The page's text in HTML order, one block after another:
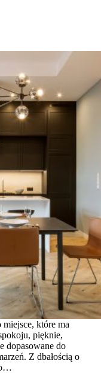
które ma
pięknie,
dopasowane do
Z dbałością o